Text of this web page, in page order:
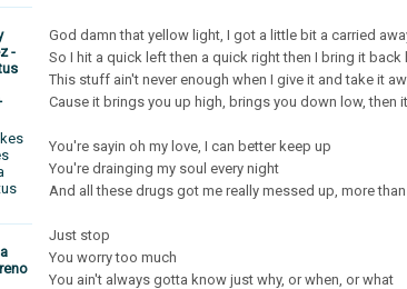
-
God damn that yellow light, I got a little bit a carried
So I hit a quick left then a quick right then I bring it
This stuff ain't never enough when I give it and take it
Cause it brings you up high, brings you down low, then
You're sayin oh my love, I can better keep up
You're drainging my soul every night
And all these drugs got me really messed up, more
Just stop
You worry too much
You ain't always gotta know just why, or when, or what